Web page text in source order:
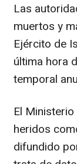
Las
muertos y
Ejército de
última hora
temporal
El
heridos
difundido